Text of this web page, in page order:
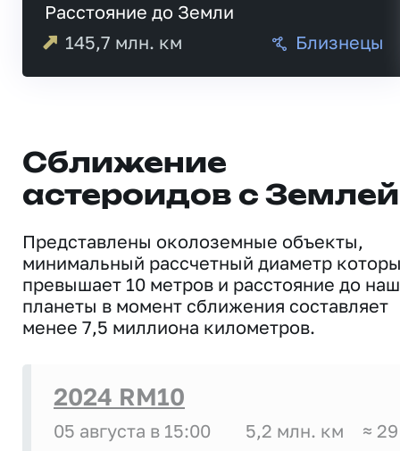
Расстояние до Земли
145,7 млн. км Близнецы
Сближение
астероидов с Землей
Представлены околоземные объекты,
минимальный рассчетный диаметр
превышает 10 метров и расстояние до
планеты в момент сближения составляет
менее 7,5 миллиона километров.
2024 RM10
05 августа в 15:00 5,2 млн. км ≈